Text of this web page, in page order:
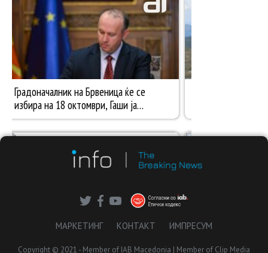
МАРКЕТИНГ КОНТАКТ ИМПРЕСУМ
Copyright © 2021 - Member of IAB Macedonia | Member of Clip Media